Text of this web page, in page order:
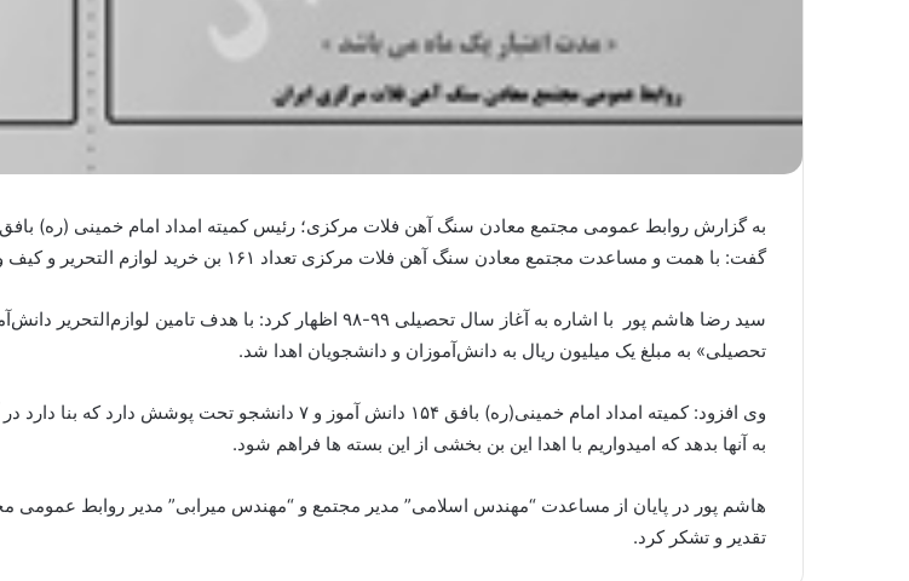
به گزارش روابط عمومی مجتمع معادن سنگ آهن فلات مرکزی؛ رئیس کمیته امداد امام خمینی (ره)
گفت: با همت و مساعدت مجتمع معادن سنگ آهن فلات مرکزی تعداد ۱۶۱ بن خرید لوازم التحریر و کیف و کفش تهیه و به دانش آموزان تحت پوشش کمیته امداد بافق اهدا شد.
سید رضا هاشم پور با اشاره به آغاز سال تحصیلی ۹۹-۹۸ اظهار
تحصیلی» به مبلغ یک میلیون ریال به دانش‌آموزان و دانشجویان اهدا شد.
وی افزود: کمیته امداد امام خمینی(ره) بافق ۱۵۴ دانش
به آنها بدهد که امیدواریم با اهدا این بن بخشی از این بسته ها فراهم شود.
هاشم پور در پایان از مساعدت “مهندس اسلامی” مدیر مجتمع و “مهندس میرابی” مدیر روابط عمومی
تقدیر و تشکر کرد.